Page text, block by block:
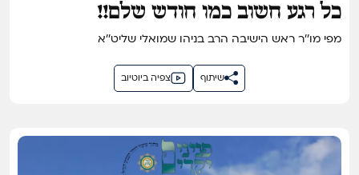
כל רגע חשוב כמו חודש שלם!!
מפי מו''ר ראש הישיבה הרב בניהו שמואלי שליט''א
צפיה ביוטיוב שיתוף